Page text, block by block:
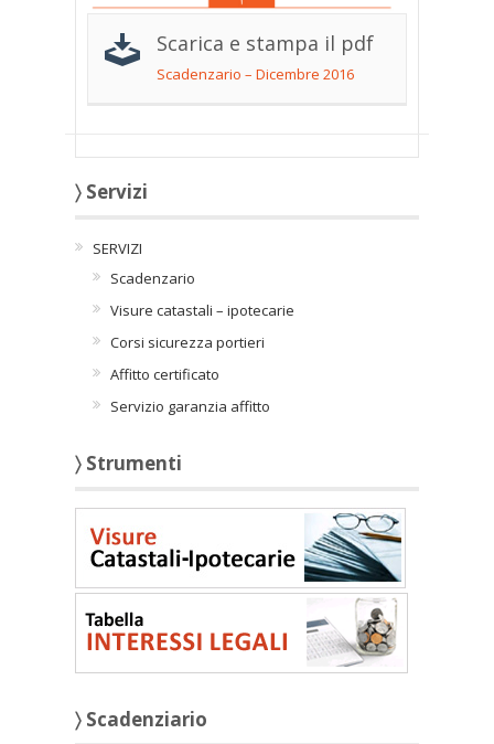
Scarica e stampa il pdf
Scadenzario – Dicembre 2016
〉 Servizi
SERVIZI
Scadenzario
Visure catastali – ipotecarie
Corsi sicurezza portieri
Affitto certificato
Servizio garanzia affitto
〉 Strumenti
〉 Scadenziario